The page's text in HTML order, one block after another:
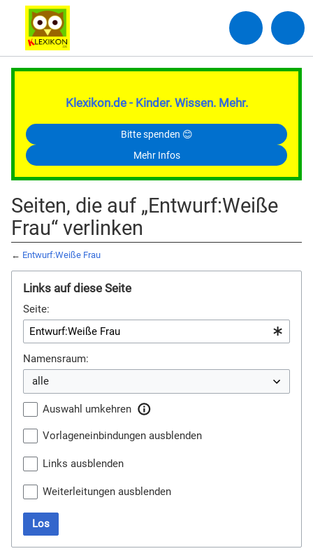
Klexikon.de - Kinder. Wissen. Mehr.
Bitte spenden 😊
Mehr Infos
Seiten, die auf „Entwurf:Weiße
Frau“ verlinken
← Entwurf:Weiße Frau
Links auf diese Seite
Seite:
Namensraum:
Auswahl umkehren
Vorlageneinbindungen ausblenden
Links ausblenden
Weiterleitungen ausblenden
Los